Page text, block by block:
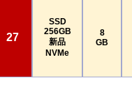
27
SSD
256GB
新品
NVMe
8
GB